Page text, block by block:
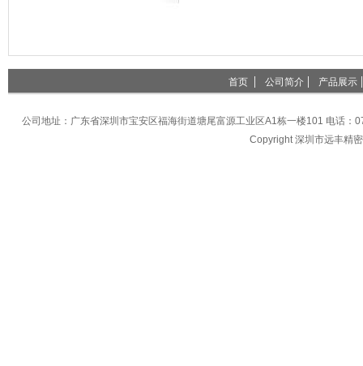
首页 公司简介 产品展示
公司地址：广东省深圳市宝安区福海街道塘尾富源工业区A1栋一楼101 电话
Copyright 深圳市远丰精